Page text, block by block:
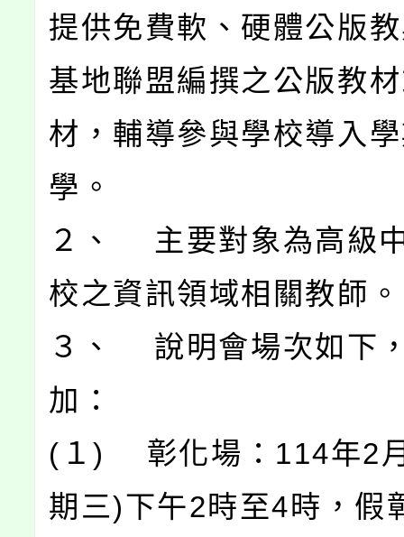
提供免費軟、硬體公版
基地聯盟編撰之公版教
材，輔導參與學校導入
學。
２、 主要對象為高級
校之資訊領域相關教師。
３、 說明會場次如下
加：
(１) 彰化場：114年2
期三)下午2時至4時，假